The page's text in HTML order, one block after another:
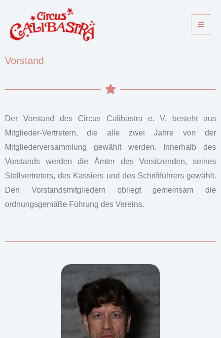
Inhalt
springen
Vorstand
Der Vorstand des Circus Calibastra e. V. besteht aus
Mitglieder-Vertretern, die alle zwei Jahre von der
Mitgliederversammlung gewählt werden. Innerhalb des
Vorstands werden die Ämter des Vorsitzenden, seines
Stellvertreters, des Kassiers und des Schriftführers gewählt.
Den Vorstandsmitgliedern obliegt gemeinsam die
ordnungsgemäße Führung des Vereins.